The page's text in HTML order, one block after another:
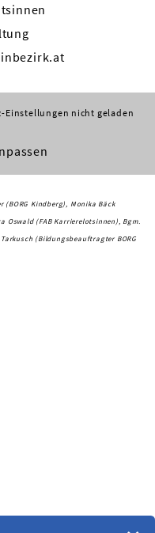
Einstellungen nicht geladen
Kindberg), Monika Bäck
(FAB Karrierelotsinnen), Bgm.
(Bildungsbeauftragter BORG